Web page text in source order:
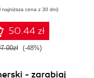
najniższa cena z 30 dni)
50.44 zł
(-48%)
- zarabiaj